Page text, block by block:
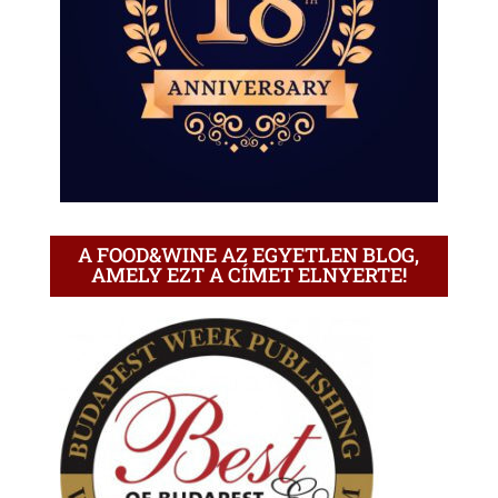
A FOOD&WINE AZ EGYETLEN BLOG,
AMELY EZT A CÍMET ELNYERTE!